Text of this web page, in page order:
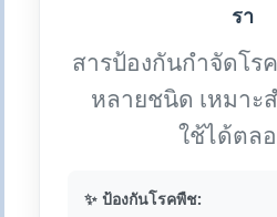
รา
สารป้องกันกำจัดโร
หลายชนิด เหมาะ
ใช้ได้ตล
✨ ป้องกันโรคพืช: